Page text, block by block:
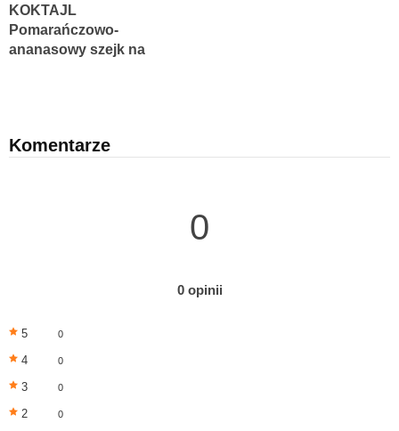
KOKTAJL
Pomarańczowo-
ananasowy szejk na
Komentarze
0
0 opinii
5 0
4 0
3 0
2 0